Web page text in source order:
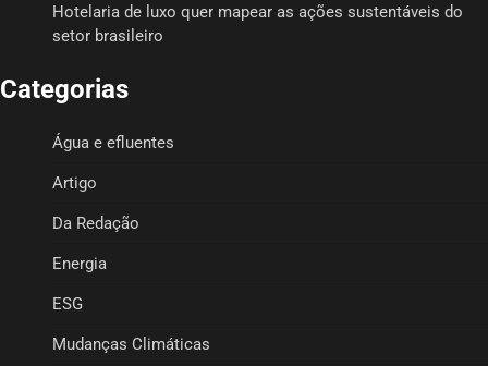
Hotelaria de luxo quer mapear as ações sustentáveis do
setor brasileiro
Categorias
Água e efluentes
Artigo
Da Redação
Energia
ESG
Mudanças Climáticas